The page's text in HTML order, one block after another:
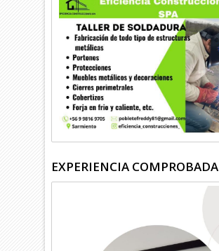
EXPERIENCIA COMPROBADA